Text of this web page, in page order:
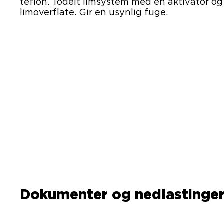
teflon. Todelt limsystem med en aktivator
limoverflate. Gir en usynlig fuge.
Dokumenter og nedlastinger